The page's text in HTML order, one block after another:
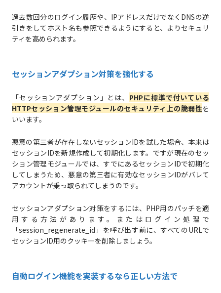
過去数回分のログイン履歴や、IPアドレスだけでなくDNSの逆
引きをしてホスト名も参照できるようにすると、よりセキュリ
ティを高められます。
セッションアダプション対策を強化する
「セッションアダプション」とは、 PHPに標準で付いている
HTTPセッション管理モジュールのセキュリティ上の脆弱性を
いいます。
悪意の第三者が存在しないセッションIDを試した場合、本来は
セッションIDを新規作成して初期化します。ですが現在のセッ
ション管理モジュールでは、すでにあるセッションIDで初期化
してしまうため、悪意の第三者に有効なセッションIDがバレて
アカウントが乗っ取られてしまうのです。
セッションアダプション対策をするには、PHP用のパッチを適
用する方法があります。またはログイン処理で
「session_regenerate_id」を呼び出す前に、すべてのURLで
セッションID用のクッキーを削除しましょう。
自動ログイン機能を実装するなら正しい方法で